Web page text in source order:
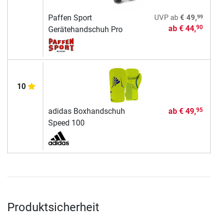
Paffen Sport
Gerätehandschuh Pro
UVPab € 49,99
ab € 44,90
10
adidas Boxhandschuh
Speed 100
ab € 49,95
Produktsicherheit